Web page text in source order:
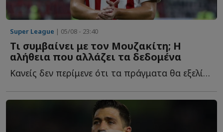
Super League | 05/08 - 23:40
Τι συμβαίνει με τον Μουζακίτη; Η
αλήθεια που αλλάζει τα δεδομένα
Κανείς δεν περίμενε ότι τα πράγματα θα εξελίσσονταν έ...